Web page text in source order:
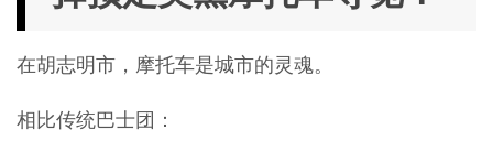
在胡志明市，摩托车是城市的灵魂。
相比传统巴士团：